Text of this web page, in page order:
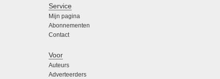
Service
Mijn pagina
Abonnementen
Contact
Voor
Auteurs
Adverteerders